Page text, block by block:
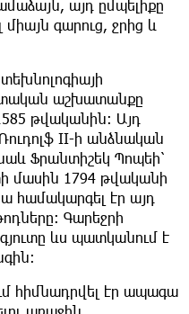
այդ ըմպելիքը
գարուց, ջրից և
աշխատանքը
թվականին։ Այդ
II-ի անձնական
Ֆրանտիշեկ Պոպեի՝
մասին 1794 թվականի
համակարգել էր այդ
Գարեջրի
գյուտը ևս պատկանում է
հիմնադրվել էր ապագա